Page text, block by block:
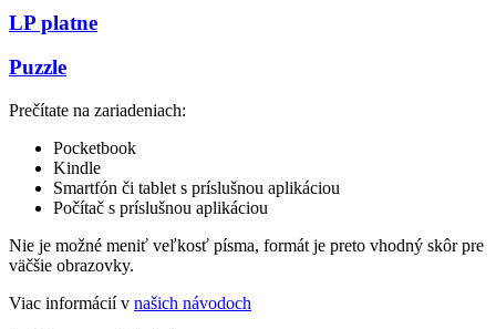
LP platne
Puzzle
Prečítate na zariadeniach:
Pocketbook
Kindle
Smartfón či tablet s príslušnou aplikáciou
Počítač s príslušnou aplikáciou
Nie je možné meniť veľkosť písma, formát je preto vhodný skôr pre
väčšie obrazovky.
Viac informácií v našich návodoch